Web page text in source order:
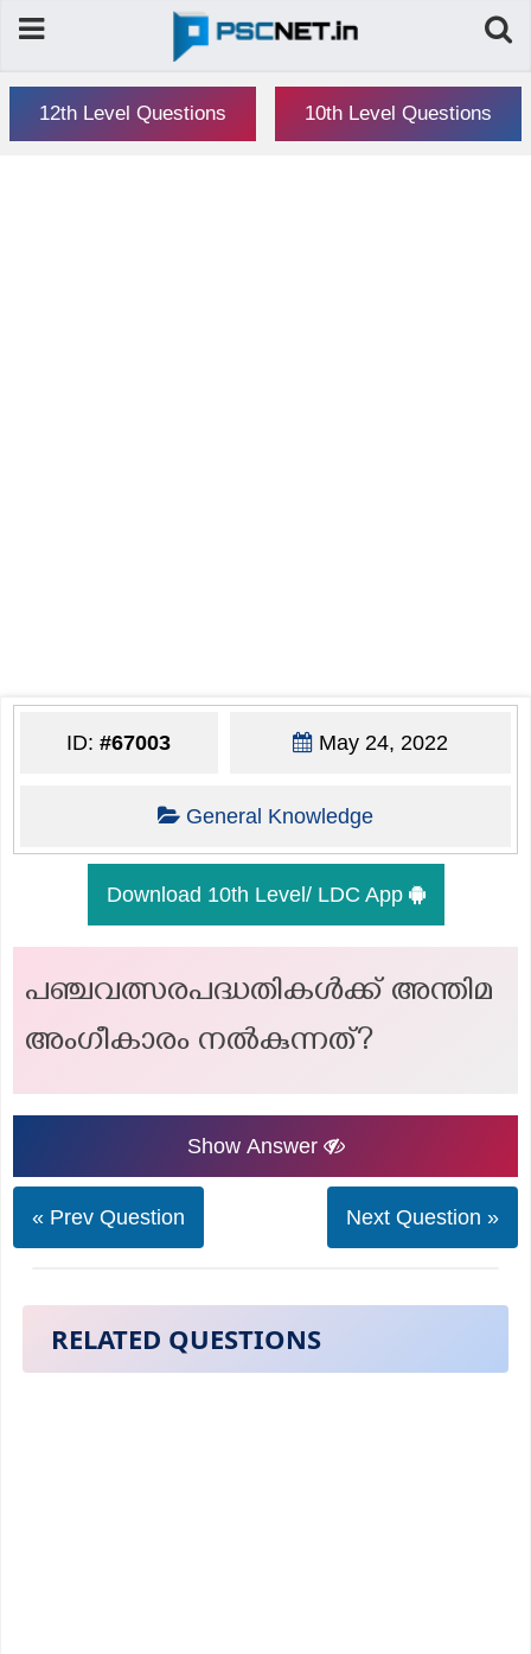
12th Level Questions 10th Level Questions
ID:#67003 May 24, 2022
General Knowledge
Download 10th Level/ LDC App
പഞ്ചവത്സരപദ്ധതികൾക്ക് അന്തിമ
അംഗീകാരം നൽകുന്നത്?
Show Answer
« Prev Question Next Question »
RELATED QUESTIONS